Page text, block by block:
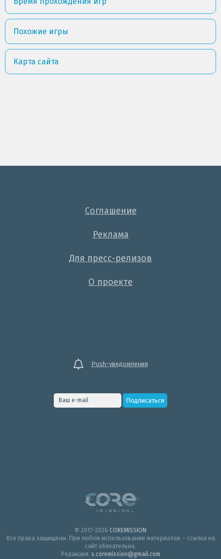
Похожие игры
Карта сайта
Соглашение
Реклама
Для пресс-релизов
О проекте
Push-уведомления
© 2017–2026 COREMISSION
Все права защищены. При любом использовании материалов – ссылка на
сайт обязательна.
Редакция: s.coremission@gmail.com